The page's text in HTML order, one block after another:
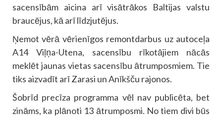
sacensībām aicina arī visātrākos Baltijas valstu
braucējus, kā arī līdzjutējus.
Ņemot vērā vērienīgos remontdarbus uz autoceļa
A14 Viļņa-Utena, sacensību rīkotājiem nācās
meklēt jaunas vietas sacensību ātrumposmiem. Tie
tiks aizvadīt arī Zarasi un Anīkšču rajonos.
Šobrīd precīza programma vēl nav publicēta, bet
zināms, ka plānoti 13 ātrumposmi. No tiem divi būs